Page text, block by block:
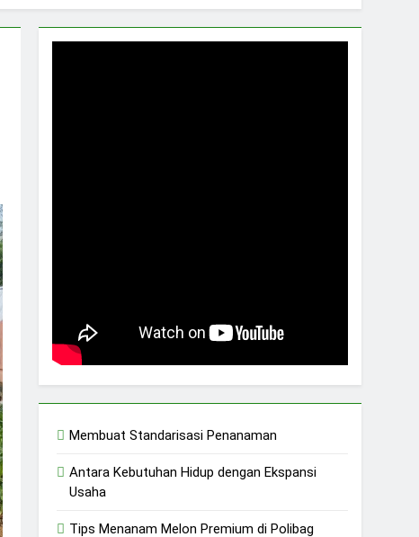
Membuat Standarisasi Penanaman
Antara Kebutuhan Hidup dengan Ekspansi
Usaha
Tips Menanam Melon Premium di Polibag